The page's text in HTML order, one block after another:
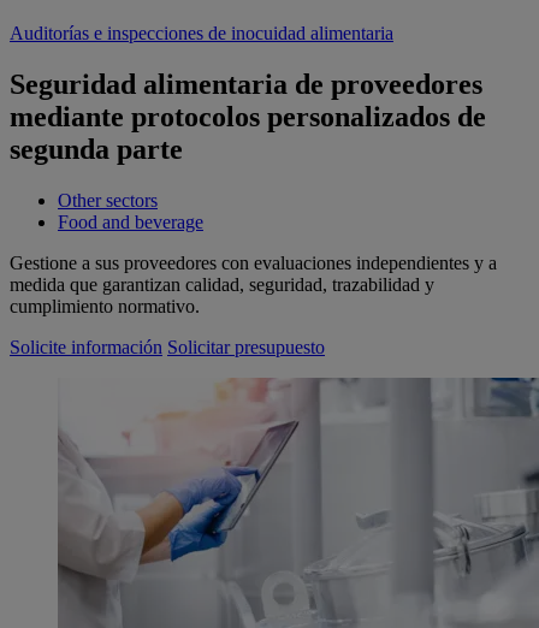
Auditorías e inspecciones de inocuidad alimentaria
Seguridad alimentaria de proveedores
mediante protocolos personalizados de
segunda parte
Other sectors
Food and beverage
Gestione a sus proveedores con evaluaciones independientes y a
medida que garantizan calidad, seguridad, trazabilidad y
cumplimiento normativo.
Solicite información Solicitar presupuesto